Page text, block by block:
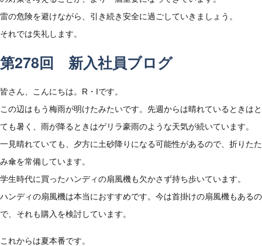
雷の危険を避けながら、引き続き安全に過ごしていきましょう。
それでは失礼します。
第278回 新入社員ブログ
皆さん、こんにちは。R・Iです。
この辺はもう梅雨が明けたみたいです。先週からは晴れているときはと
ても暑く、雨が降るときはゲリラ豪雨のような天気が続いています。
一見晴れていても、夕方に土砂降りになる可能性があるので、折りたた
み傘を常備しています。
学生時代に買ったハンディの扇風機も欠かさず持ち歩いています。
ハンディの扇風機は本当におすすめです。今は首掛けの扇風機もあるの
で、それも購入を検討しています。
これからは夏本番です。